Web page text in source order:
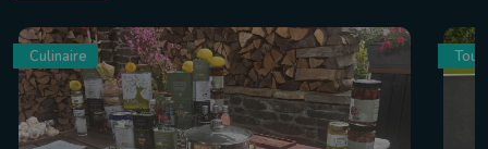
Culinaire